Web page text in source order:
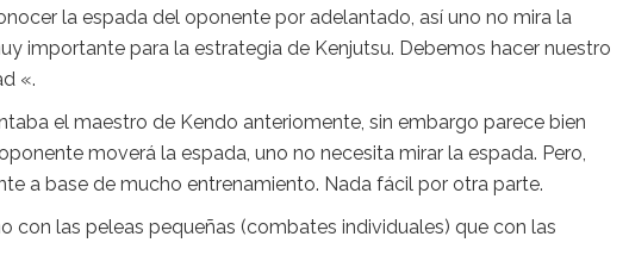
la espada del oponente por adelantado, así uno no mira la
importante para la estrategia de Kenjutsu. Debemos hacer nuestro
«.
el maestro de Kendo anteriomente, sin embargo parece bien
moverá la espada, uno no necesita mirar la espada. Pero,
a base de mucho entrenamiento. Nada fácil por otra parte.
con las peleas pequeñas (combates individuales) que con las